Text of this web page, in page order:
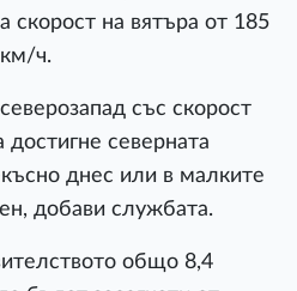
скорост на вятъра от 185
ч.
със скорост
северната
днес или в малките
добави службата.
общо 8,4